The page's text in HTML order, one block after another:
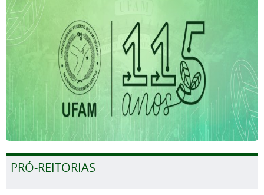
PRÓ-REITORIAS